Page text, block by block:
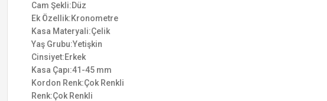
Cam Şekli:Düz
Ek Özellik:Kronometre
Kasa Materyali:Çelik
Yaş Grubu:Yetişkin
Cinsiyet:Erkek
Kasa Çapı:41-45 mm
Kordon Renk:Çok Renkli
Renk:Çok Renkli